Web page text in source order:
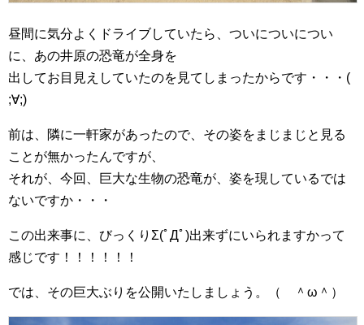
昼間に気分よくドライブしていたら、ついについについ
に、あの井原の恐竜が全身を
出してお目見えしていたのを見てしまったからです・・・(
;∀;)
前は、隣に一軒家があったので、その姿をまじまじと見る
ことが無かったんですが、
それが、今回、巨大な生物の恐竜が、姿を現しているでは
ないですか・・・
この出来事に、びっくりΣ(ﾟДﾟ)出来ずにいられますかって
感じです！！！！！！
では、その巨大ぶりを公開いたしましょう。（ ＾ω＾）